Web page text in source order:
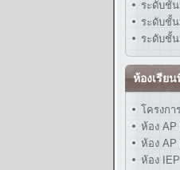
ระดับชั้
ระดับชั้
ระดับชั้
ห้องเรียน
โครงกา
ห้อง
ห้อง AP
ห้อง IEP